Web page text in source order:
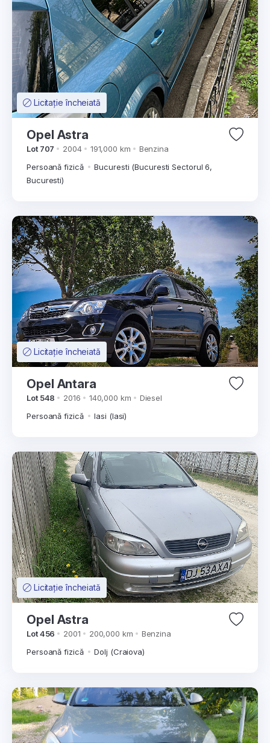
Licitație încheiată
Opel Astra
Lot 707 2004 191,000 km
Benzina
Persoană fizică
Bucuresti (Bucuresti Sectorul 6,
Bucuresti)
Licitație încheiată
Opel Antara
Lot 548 2016 140,000 km
Diesel
Persoană fizică
Iasi (Iasi)
Licitație încheiată
Opel Astra
Lot 456 2001 200,000 km
Benzina
Persoană fizică
Dolj (Craiova)